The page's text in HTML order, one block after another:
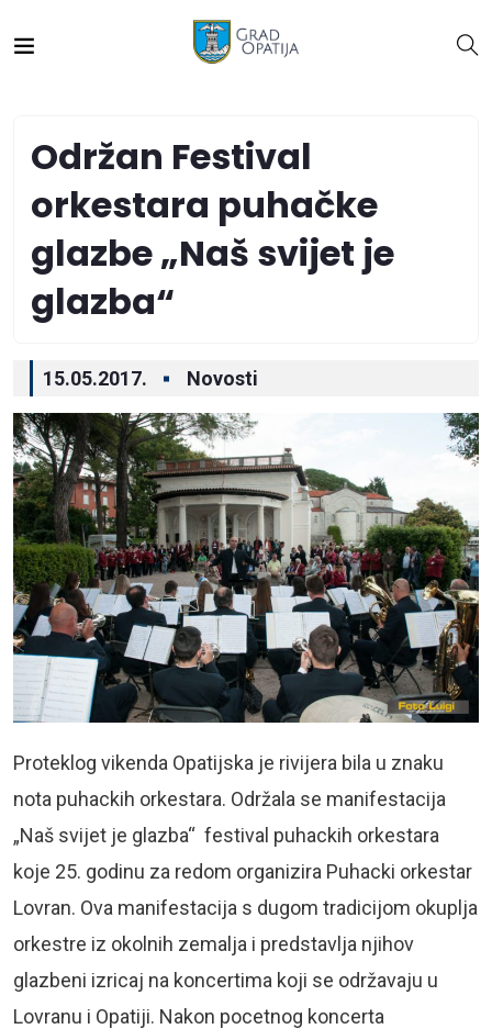
Održan Festival
orkestara puhačke
glazbe „Naš svijet je
glazba“
15.05.2017. Novosti
Proteklog vikenda Opatijska je rivijera bila u znaku
nota puhackih orkestara. Održala se manifestacija
„Naš svijet je glazba“ festival puhackih orkestara
koje 25. godinu za redom organizira Puhacki orkestar
Lovran. Ova manifestacija s dugom tradicijom okuplja
orkestre iz okolnih zemalja i predstavlja njihov
glazbeni izricaj na koncertima koji se održavaju u
Lovranu i Opatiji. Nakon pocetnog koncerta